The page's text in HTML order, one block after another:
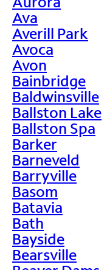
Ava
Averill Park
Avoca
Avon
Bainbridge
Baldwinsville
Ballston Lake
Ballston Spa
Barker
Barneveld
Barryville
Basom
Batavia
Bath
Bayside
Bearsville